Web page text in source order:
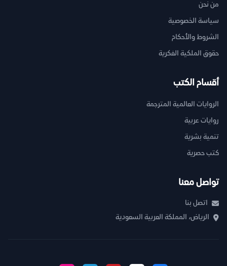
من نحن
سياسة الخصوصية
الشروط والأحكام
حقوق الملكية الفكرية
أقسام الكتب
الروايات العالمية المترجمة
روايات عربية
تنمية بشرية
كتب حصرية
تواصل معنا
اتصل بنا
الرياض، المملكة العربية السعودية